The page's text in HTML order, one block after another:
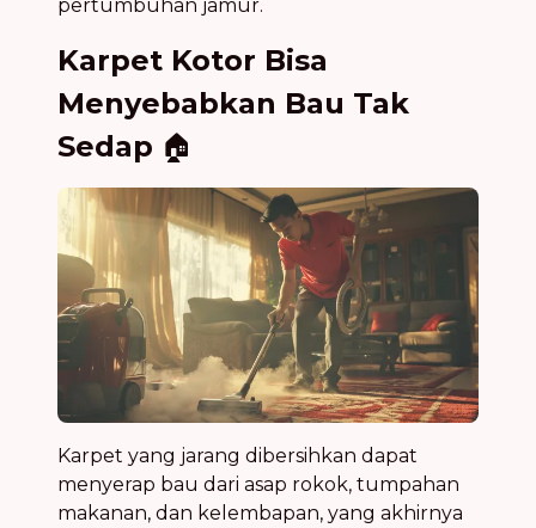
pertumbuhan jamur.
Karpet Kotor Bisa
Menyebabkan Bau Tak
Sedap 🏠
Karpet yang jarang dibersihkan dapat
menyerap bau dari asap rokok, tumpahan
makanan, dan kelembapan, yang akhirnya